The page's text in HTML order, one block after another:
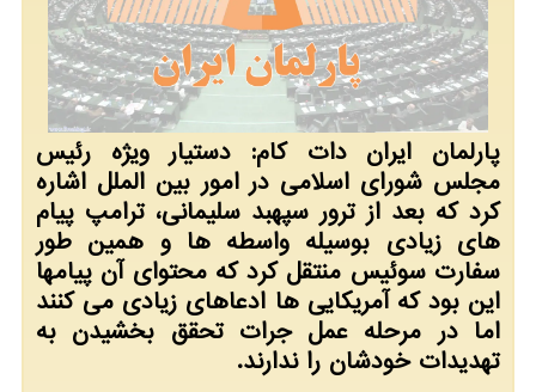
پارلمان ایران دات كام: دستیار ویژه رئیس
مجلس شورای اسلامی در امور بین الملل اشاره
كرد كه بعد از ترور سپهبد سلیمانی، ترامپ پیام
های زیادی بوسیله واسطه ها و همین طور
سفارت سوئیس منتقل كرد كه محتوای آن پیامها
این بود كه آمریكایی ها ادعاهای زیادی می كنند
اما در مرحله عمل جرات تحقق بخشیدن به
تهدیدات خودشان را ندارند.